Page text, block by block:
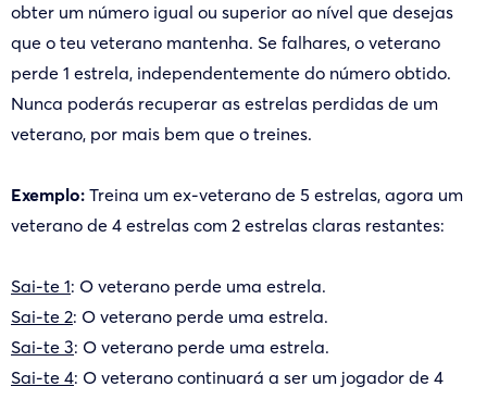
obter um número igual ou superior ao nível que desejas
que o teu veterano mantenha. Se falhares, o veterano
perde 1 estrela, independentemente do número obtido.
Nunca poderás recuperar as estrelas perdidas de um
veterano, por mais bem que o treines.
Exemplo: Treina um ex-veterano de 5 estrelas, agora um
veterano de 4 estrelas com 2 estrelas claras restantes:
Sai-te 1: O veterano perde uma estrela.
Sai-te 2: O veterano perde uma estrela.
Sai-te 3: O veterano perde uma estrela.
Sai-te 4: O veterano continuará a ser um jogador de 4